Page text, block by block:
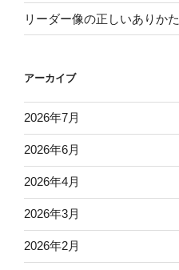
リーダー像の正しいありかた
アーカイブ
2026年7月
2026年6月
2026年4月
2026年3月
2026年2月